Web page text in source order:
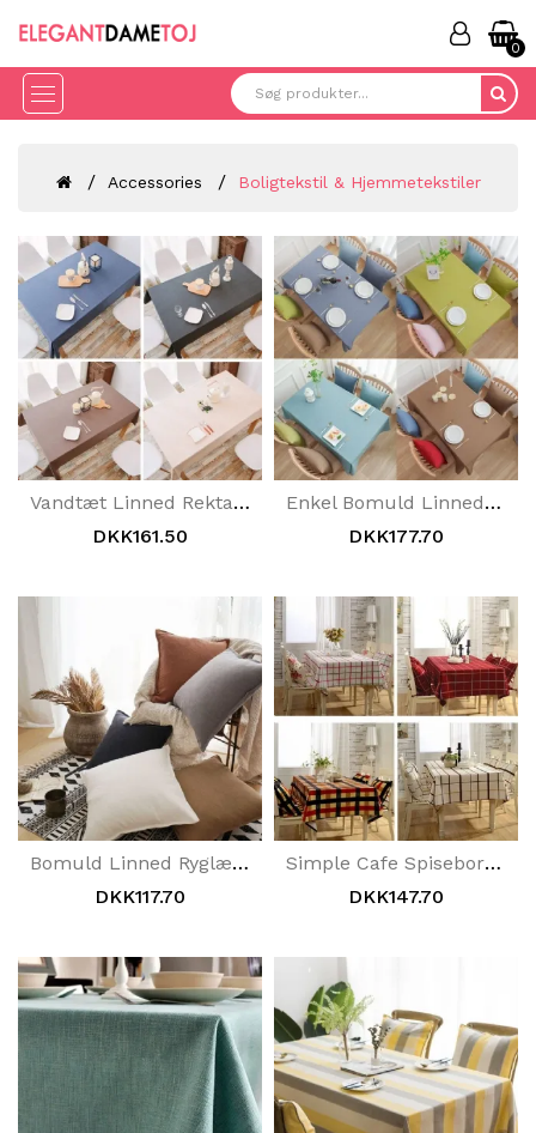
0
Accessories Boligtekstil & Hjemmetekstiler
Vandtæt Linned Rektangel Massiv Dug Anti-Skoldningsservice
DKK161.50
Enkel Bomuld Linned Spisestue Solid Dug Rektangulær Vandtæt
DKK177.70
Bomuld Linned Ryglæn Pude Pude Pudebetræk
DKK117.70
Simple Cafe Spisebordsdug Skrivebord Bomuld Linned Rektangulær Te-Dug
DKK147.70